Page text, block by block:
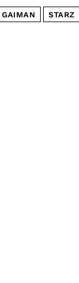
GAIMAN STARZ